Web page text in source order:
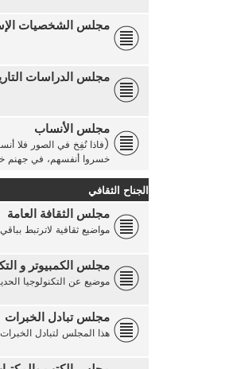
مجلس الشخصيات
مجلس الدراسات
مجلس الأنساب
(فاذا نُفِخ في الصور فلا
خسروا أنفسهم، في جهنم
الجناح الثقافي
مجلس الثقافة العامة
مواضيع ثقافية لاترتبط
مجلس الكمبيوتر و
موضيع عن التكنولوجيا
مجلس تبادل الخبرات
هذا المجلس لتبادل